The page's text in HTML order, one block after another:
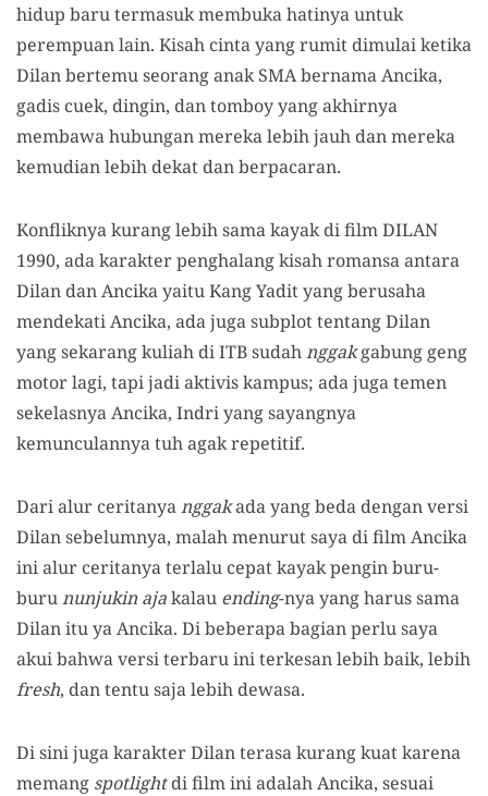
hidup baru termasuk membuka hatinya untuk
perempuan lain. Kisah cinta yang rumit dimulai ketika
Dilan bertemu seorang anak SMA bernama Ancika,
gadis cuek, dingin, dan tomboy yang akhirnya
membawa hubungan mereka lebih jauh dan mereka
kemudian lebih dekat dan berpacaran.
Konfliknya kurang lebih sama kayak di film DILAN
1990, ada karakter penghalang kisah romansa antara
Dilan dan Ancika yaitu Kang Yadit yang berusaha
mendekati Ancika, ada juga subplot tentang Dilan
yang sekarang kuliah di ITB sudahnggakgabung geng
motor lagi, tapi jadi aktivis kampus; ada juga temen
sekelasnya Ancika, Indri yang sayangnya
kemunculannya tuh agak repetitif.
Dari alur ceritanyanggakada yang beda dengan versi
Dilan sebelumnya, malah menurut saya di film Ancika
ini alur ceritanya terlalu cepat kayak pengin buru-
burununjukin ajakalau ending-nya yang harus sama
Dilan itu ya Ancika. Di beberapa bagian perlu saya
akui bahwa versi terbaru ini terkesan lebih baik, lebih
fresh, dan tentu saja lebih dewasa.
Di sini juga karakter Dilan terasa kurang kuat karena
memang spotlightdi film ini adalah Ancika, sesuai